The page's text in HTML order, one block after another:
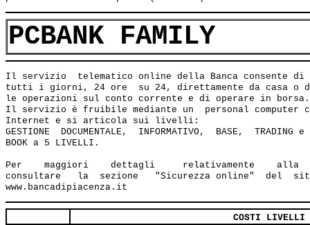
PCBANK FAMILY
Il servizio  telematico online della Banca consente
tutti i giorni, 24 ore  su 24, direttamente da casa
le operazioni sul conto corrente e di operare in borsa.
Il servizio è fruibile mediante un  personal computer
Internet e si articola sui livelli:
GESTIONE  DOCUMENTALE,  INFORMATIVO,  BASE,  TRADING
BOOK a 5 LIVELLI.
Per    maggiori    dettagli     relativamente    alla
consultare   la  sezione   "Sicurezza online"  del
COSTI LIVELLI